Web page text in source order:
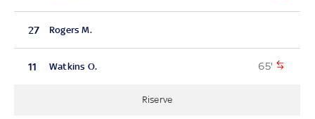
27 Rogers M.
11 Watkins O. 65'
Riserve